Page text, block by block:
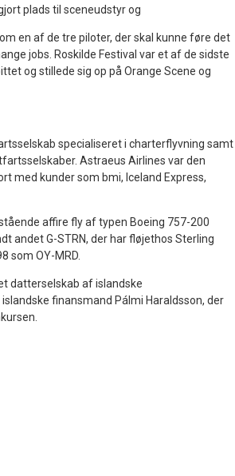
plads til sceneudstyr og
en af de tre piloter, der skal kunne føre det
jobs. Roskilde Festival var et af de sidste
og stillede sig op på Orange Scene og
specialiseret i charterflyvning samt
Astraeus Airlines var den
med kunder som bmi, Iceland Express,
affire fly af typen Boeing 757-200
andet G-STRN, der har fløjethos Sterling
som OY-MRD.
datterselskab af islandske
finansmand Pálmi Haraldsson, der